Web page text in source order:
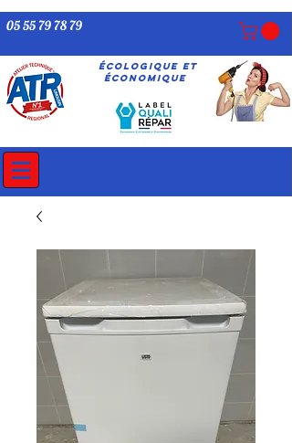
05 55 79 78 79
écologique ET
économique